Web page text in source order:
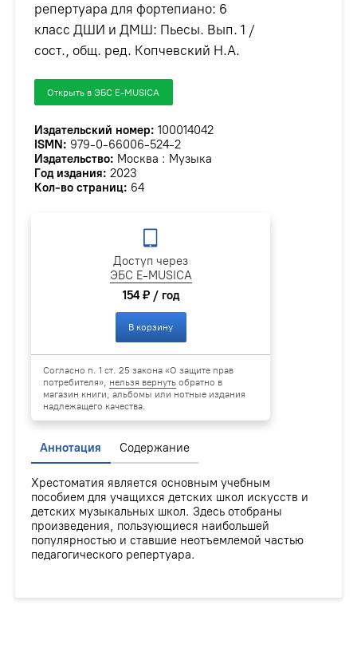
репертуара для фортепиано: 6
класс ДШИ и ДМШ: Пьесы. Вып. 1 /
сост., общ. ред. Копчевский Н.А.
Открыть в ЭБС E-MUSICA
Издательский номер: 100014042
ISMN: 979-0-66006-524-2
Издательство: Москва : Музыка
Год издания: 2023
Кол-во страниц: 64
Доступ через
ЭБС E-MUSICA
154 ₽ / год
В корзину
Согласно п. 1 ст. 25 закона «О защите прав
потребителя», нельзя вернуть обратно в
магазин книги, альбомы или нотные издания
надлежащего качества.
Аннотация Содержание
Хрестоматия является основным учебным
пособием для учащихся детских школ искусств и
детских музыкальных школ. Здесь отобраны
произведения, пользующиеся наибольшей
популярностью и ставшие неотъемлемой частью
педагогического репертуара.